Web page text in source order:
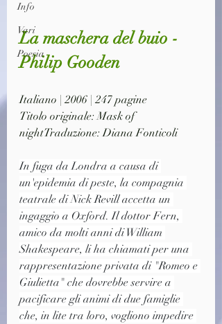
Info
Vari
Poesia
La maschera del buio -
Philip Gooden
Italiano | 2006 | 247 pagine
Titolo originale: Mask of
nightTraduzione: Diana Fonticoli
In fuga da Londra a causa di
un'epidemia di peste, la compagnia
teatrale di Nick Revill accetta un
ingaggio a Oxford. Il dottor Fern,
amico da molti anni di William
Shakespeare, li ha chiamati per una
rappresentazione privata di "Romeo e
Giulietta" che dovrebbe servire a
pacificare gli animi di due famiglie
che, in lite tra loro, vogliono impedire